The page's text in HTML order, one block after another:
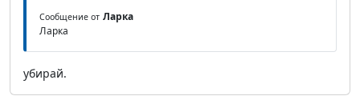
Сообщение от Ларка
Ларка
убирай.